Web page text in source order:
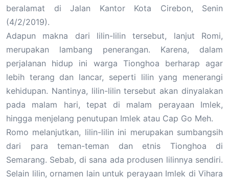
beralamat di Jalan Kantor Kota Cirebon, Senin
(4/2/2019).
Adapun makna dari lilin-lilin tersebut, lanjut Romi,
merupakan lambang penerangan. Karena, dalam
perjalanan hidup ini warga Tionghoa berharap agar
lebih terang dan lancar, seperti lilin yang menerangi
kehidupan. Nantinya, lilin-lilin tersebut akan dinyalakan
pada malam hari, tepat di malam perayaan Imlek,
hingga menjelang penutupan Imlek atau Cap Go Meh.
Romo melanjutkan, lilin-lilin ini merupakan sumbangsih
dari para teman-teman dan etnis Tionghoa di
Semarang. Sebab, di sana ada produsen lilinnya sendiri.
Selain lilin, ornamen lain untuk perayaan Imlek di Vihara